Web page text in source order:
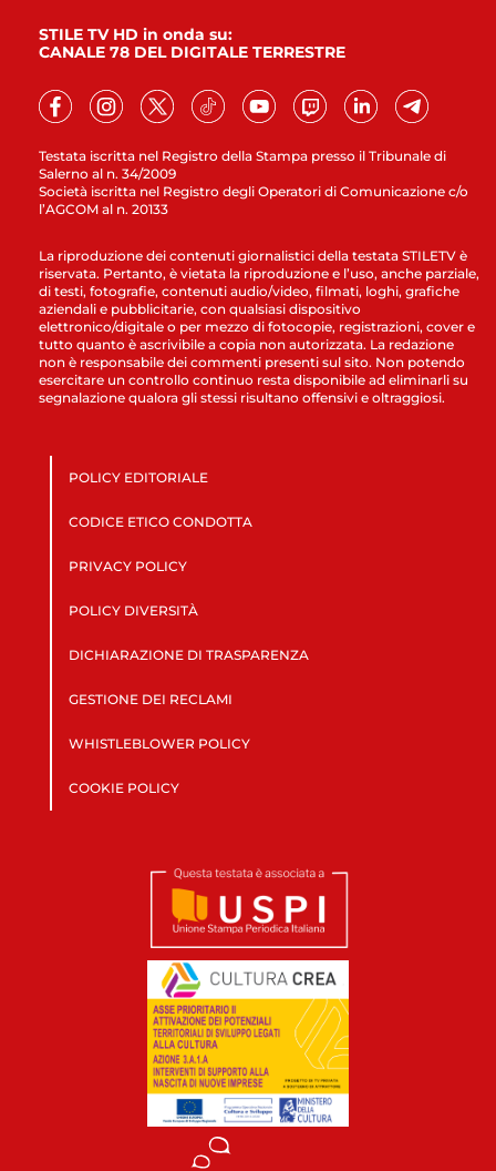
Testata iscritta nel Registro della Stampa presso il Tribunale di
Salerno al n. 34/2009
Società iscritta nel Registro degli Operatori di Comunicazione c/o
l’AGCOM al n. 20133
STILE TV HD in onda su:
CANALE 78 DEL DIGITALE TERRESTRE
La riproduzione dei contenuti giornalistici della testata STILETV è
riservata. Pertanto, è vietata la riproduzione e l’uso, anche parziale,
di testi, fotografie, contenuti audio/video, filmati, loghi, grafiche
aziendali e pubblicitarie, con qualsiasi dispositivo
elettronico/digitale o per mezzo di fotocopie, registrazioni, cover e
tutto quanto è ascrivibile a copia non autorizzata. La redazione
non è responsabile dei commenti presenti sul sito. Non potendo
esercitare un controllo continuo resta disponibile ad eliminarli su
segnalazione qualora gli stessi risultano offensivi e oltraggiosi.
POLICY EDITORIALE
CODICE ETICO CONDOTTA
PRIVACY POLICY
POLICY DIVERSITÀ
DICHIARAZIONE DI TRASPARENZA
GESTIONE DEI RECLAMI
WHISTLEBLOWER POLICY
COOKIE POLICY